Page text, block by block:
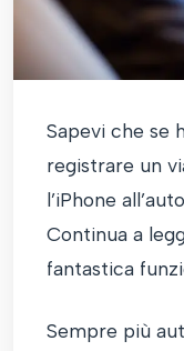
Sapevi che se
registrare un
l’iPhone
Continua a
fantastica
Sempre più